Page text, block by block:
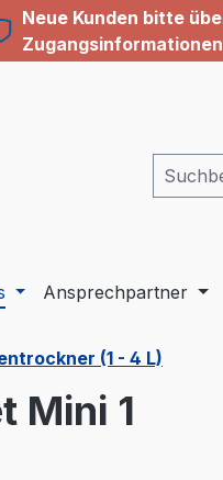
Neue Kunden bitte
Ansprechpartner
(1 - 4 L)
Mini 1